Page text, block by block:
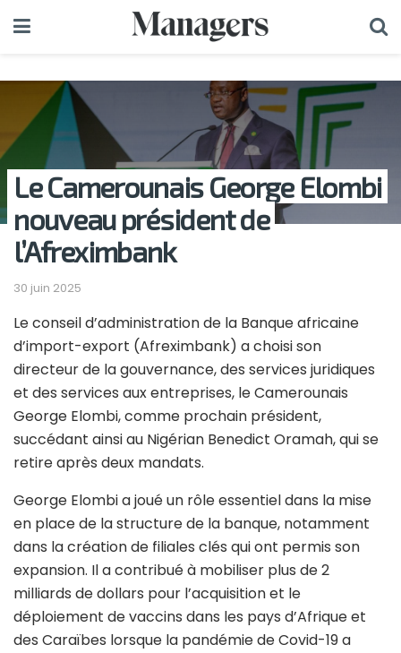
Le Camerounais George Elombi
nouveau président de
l’Afreximbank
30 juin 2025
Le conseil d’administration de la Banque africaine
d’import-export (Afreximbank) a choisi son
directeur de la gouvernance, des services juridiques
et des services aux entreprises, le Camerounais
George Elombi, comme prochain président,
succédant ainsi au Nigérian Benedict Oramah, qui se
retire après deux mandats.
George Elombi a joué un rôle essentiel dans la mise
en place de la structure de la banque, notamment
dans la création de filiales clés qui ont permis son
expansion. Il a contribué à mobiliser plus de 2
milliards de dollars pour l’acquisition et le
déploiement de vaccins dans les pays d’Afrique et
des Caraïbes lorsque la pandémie de Covid-19 a